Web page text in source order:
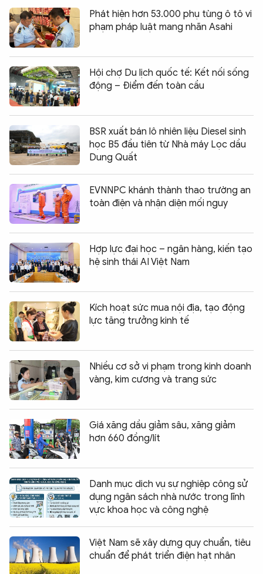
Phát hiện hơn 53.000 phụ tùng ô tô vi
phạm pháp luật mang nhãn Asahi
Hội chợ Du lịch quốc tế: Kết nối sống
động – Điểm đến toàn cầu
BSR xuất bán lô nhiên liệu Diesel sinh
học B5 đầu tiên từ Nhà máy Lọc dầu
Dung Quất
EVNNPC khánh thành thao trường an
toàn điện và nhận diện mối nguy
Hợp lực đại học – ngân hàng, kiến tạo
hệ sinh thái AI Việt Nam
Kích hoạt sức mua nội địa, tạo động
lực tăng trưởng kinh tế
Nhiều cơ sở vi phạm trong kinh doanh
vàng, kim cương và trang sức
Giá xăng dầu giảm sâu, xăng giảm
hơn 660 đồng/lít
Danh mục dịch vụ sự nghiệp công sử
dụng ngân sách nhà nước trong lĩnh
vực khoa học và công nghệ
Việt Nam sẽ xây dựng quy chuẩn, tiêu
chuẩn để phát triển điện hạt nhân